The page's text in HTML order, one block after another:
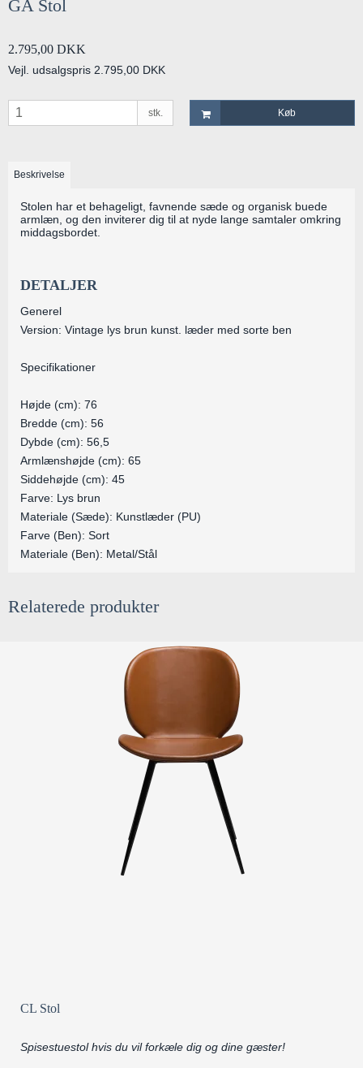
GA Stol
2.795,00 DKK
Vejl. udsalgspris 2.795,00 DKK
stk. Køb
Beskrivelse
Stolen har et behageligt, favnende sæde og organisk buede
armlæn, og den inviterer dig til at nyde lange samtaler omkring
middagsbordet.
DETALJER
Generel
Version: Vintage lys brun kunst. læder med sorte ben
Specifikationer
Højde (cm): 76
Bredde (cm): 56
Dybde (cm): 56,5
Armlænshøjde (cm): 65
Siddehøjde (cm): 45
Farve: Lys brun
Materiale (Sæde): Kunstlæder (PU)
Farve (Ben): Sort
Materiale (Ben): Metal/Stål
Relaterede produkter
CL Stol
Spisestuestol hvis du vil forkæle dig og dine gæster!